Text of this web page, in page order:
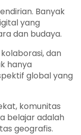
Banyak
yang
dan budaya.
dan
hanya
global yang
komunitas
belajar adalah
geografis.